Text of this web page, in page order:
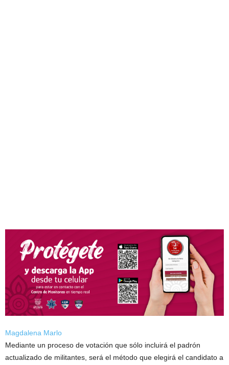
Magdalena Marlo
Mediante un proceso de votación que sólo incluirá el padrón
actualizado de militantes, será el método que elegirá el candidato a